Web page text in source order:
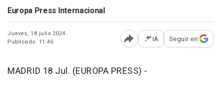
Europa Press Internacional
Jueves, 18 julio 2024
Publicado: 11:46
Abrir opciones para
IA Seguir en
MADRID 18 Jul. (EUROPA PRESS) -